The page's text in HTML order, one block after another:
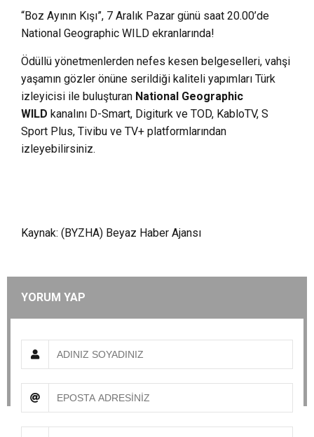
“Boz Ayının Kışı”, 7 Aralık Pazar günü saat 20.00’de
National Geographic WILD ekranlarında!
Ödüllü yönetmenlerden nefes kesen belgeselleri, vahşi
yaşamın gözler önüne serildiği kaliteli yapımları Türk
izleyicisi ile buluşturan National Geographic
WILD kanalını D-Smart, Digiturk ve TOD, KabloTV, S
Sport Plus, Tivibu ve TV+ platformlarından
izleyebilirsiniz.
Kaynak: (BYZHA) Beyaz Haber Ajansı
YORUM YAP